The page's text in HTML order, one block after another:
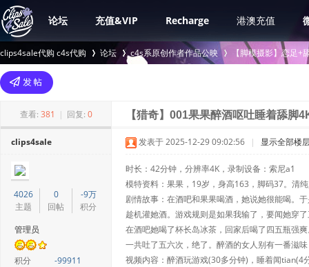
论坛 充值&VIP Recharge 港澳充值
clips4sale代购 c4s代购
>
论坛 c4s系原创作者作品公映
›
【脚模摄影】恋足+
查看: 381 | 回复: 0 【猎奇】001果果醉酒呕吐睡着舔脚
clips4sale
4026
主题
0
回帖
-9万
积分
管理员
积分
-99911
发表于 2025-12-29 09:02:56 | 显示全部楼
时长：42分钟，分辨率4K，录制设备：索尼a1
模特资料：果果，19岁，身高163，脚码37。清
剧情故事：在酒吧和果果喝酒，她说她很能喝。
趁机灌她酒。游戏规则是如果我输了，要闻她穿
在酒吧她喝了杯长岛冰茶，回家后喝了四五瓶强
一共吐了五六次，绝了。醉酒的女人别有一番滋
视频内容：醉酒玩游戏(30多分钟)，睡着闻tian(4